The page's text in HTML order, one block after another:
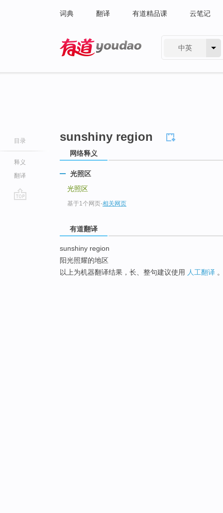
词典 翻译 有道精品课 云笔记
中英
目录
释义
翻译
sunshiny region
网络释义
光照区
光照区
基于1个网页-相关网页
有道翻译
sunshiny region
阳光照耀的地区
以上为机器翻译结果，长、整句建议使用 人工翻译